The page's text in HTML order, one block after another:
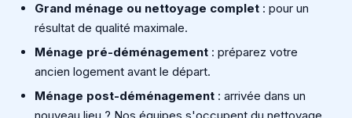
Grand ménage ou nettoyage complet : pour un
résultat de qualité maximale.
Ménage pré-déménagement : préparez votre
ancien logement avant le départ.
Ménage post-déménagement : arrivée dans un